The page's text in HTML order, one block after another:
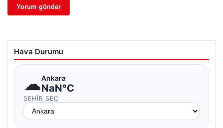
Hava Durumu
☁Ankara
NaN°C
ŞEHIR SEÇ